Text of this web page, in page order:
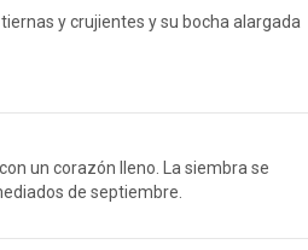
y crujientes y su bocha alargada
un corazón lleno. La siembra se
de septiembre.